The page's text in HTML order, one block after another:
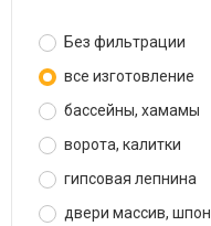
Без фильтрации
все изготовление
бассейны, хамамы
ворота, калитки
гипсовая лепнина
двери массив, шпон